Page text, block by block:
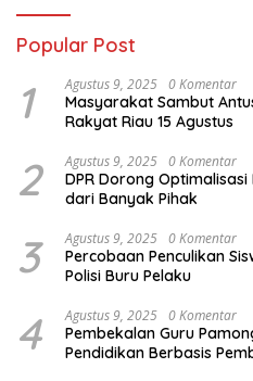
Popular Post
1 Agustus 9, 2025 0 Komentar
Masyarakat Sambut
Rakyat Riau 15 Agustus
2 Agustus 9, 2025 0 Komentar
DPR Dorong
dari Banyak Pihak
3 Agustus 9, 2025 0 Komentar
Percobaan Penculikan
Polisi Buru Pelaku
4 Agustus 9, 2025 0 Komentar
Pembekalan Guru
Pendidikan Berbasis